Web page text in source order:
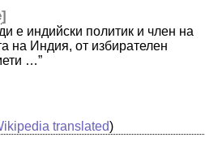
]
е индийски политик и член на
на Индия, от избирателен
…”
translated)